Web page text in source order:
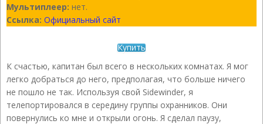
Мультиплеер: нет.
Ссылка: Официальный сайт
Купить
К счастью, капитан был всего в нескольких комнатах. Я мог
легко добраться до него, предполагая, что больше ничего
не пошло не так. Используя свой Sidewinder, я
телепортировался в середину группы охранников. Они
повернулись ко мне и открыли огонь. Я сделал паузу,